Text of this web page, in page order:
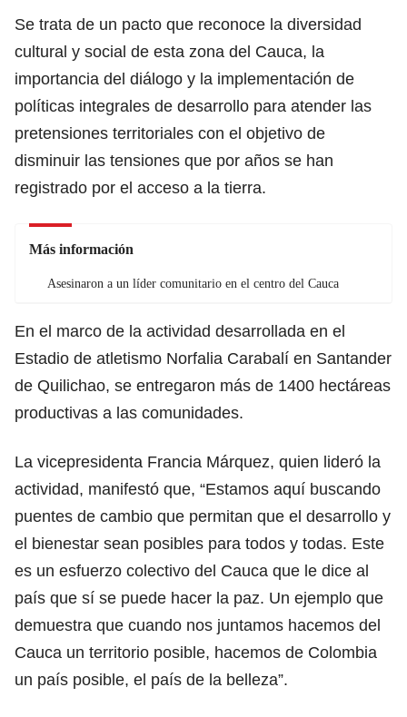
Se trata de un pacto que reconoce la diversidad
cultural y social de esta zona del Cauca, la
importancia del diálogo y la implementación de
políticas integrales de desarrollo para atender las
pretensiones territoriales con el objetivo de
disminuir las tensiones que por años se han
registrado por el acceso a la tierra.
Más información
Asesinaron a un líder comunitario en el centro del Cauca
En el marco de la actividad desarrollada en el
Estadio de atletismo Norfalia Carabalí en Santander
de Quilichao, se entregaron más de 1400 hectáreas
productivas a las comunidades.
La vicepresidenta Francia Márquez, quien lideró la
actividad, manifestó que, “Estamos aquí buscando
puentes de cambio que permitan que el desarrollo y
el bienestar sean posibles para todos y todas. Este
es un esfuerzo colectivo del Cauca que le dice al
país que sí se puede hacer la paz. Un ejemplo que
demuestra que cuando nos juntamos hacemos del
Cauca un territorio posible, hacemos de Colombia
un país posible, el país de la belleza”.